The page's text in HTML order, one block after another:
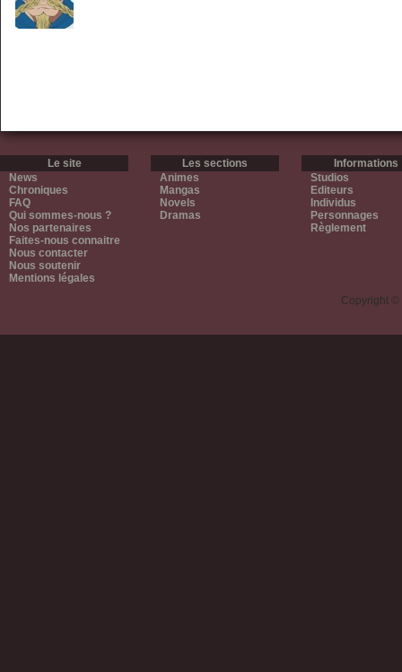
Le site
News
Chroniques
FAQ
Qui sommes-nous ?
Nos partenaires
Faites-nous connaitre
Nous contacter
Nous soutenir
Mentions légales
Les sections
Animes
Mangas
Novels
Dramas
Informations
Studios
Editeurs
Individus
Personnages
Règlement
Copyright ©